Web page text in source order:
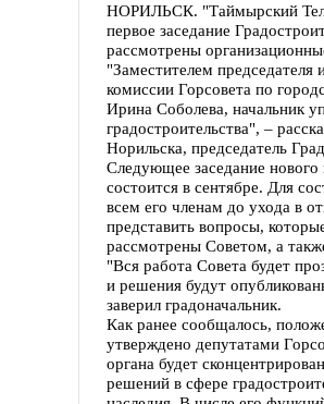
НОРИЛЬСК. "Таймырский
первое заседание
рассмотрены
"Заместителем
комиссии Горсовета по
Ирина Соболева, начальник
градостроительства", –
Норильска, председатель
Следующее заседание нового
состоится в сентябре. Для
всем его членам до ухода в
представить вопросы,
рассмотрены Советом, а
"Вся работа Совета будет
и решения будут
заверил градоначальник.
Как ранее сообщалось,
утверждено депутатами
органа будет
решений в сфере